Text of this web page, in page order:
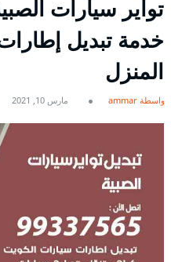
خدمة تبديل
المنزل
بواسطة ammar مارس 10, 2021